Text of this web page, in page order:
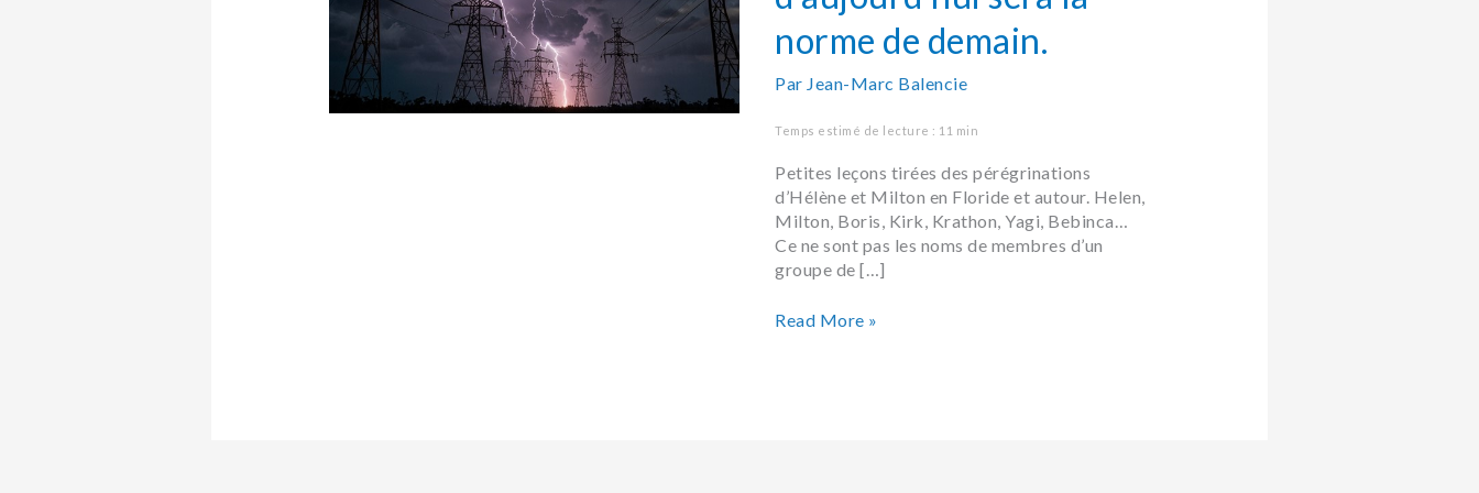
norme de demain.
Par Jean-Marc Balencie
Temps estimé de lecture : 11 min
Petites leçons tirées des pérégrinations
d’Hélène et Milton en Floride et autour. Helen,
Milton, Boris, Kirk, Krathon, Yagi, Bebinca…
Ce ne sont pas les noms de membres d’un
groupe de […]
Read More »